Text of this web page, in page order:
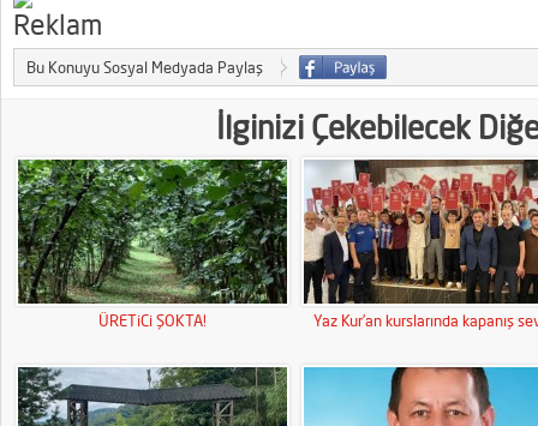
Bu Konuyu Sosyal Medyada Paylaş
İlginizi Çekebilecek
ÜRETiCi ŞOKTA! Yaz Kur’an kurslarında kapanış